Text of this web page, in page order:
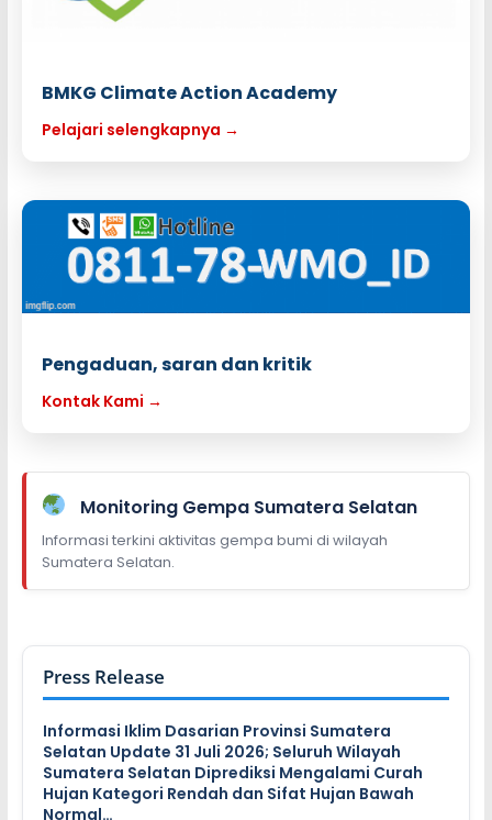
BMKG Climate Action Academy
Pelajari selengkapnya →
Pengaduan, saran dan kritik
Kontak Kami →
Monitoring Gempa Sumatera Selatan
Informasi terkini aktivitas gempa bumi di wilayah
Sumatera Selatan.
Press Release
Informasi Iklim Dasarian Provinsi Sumatera
Selatan Update 31 Juli 2026; Seluruh Wilayah
Sumatera Selatan Diprediksi Mengalami Curah
Hujan Kategori Rendah dan Sifat Hujan Bawah
Normal…